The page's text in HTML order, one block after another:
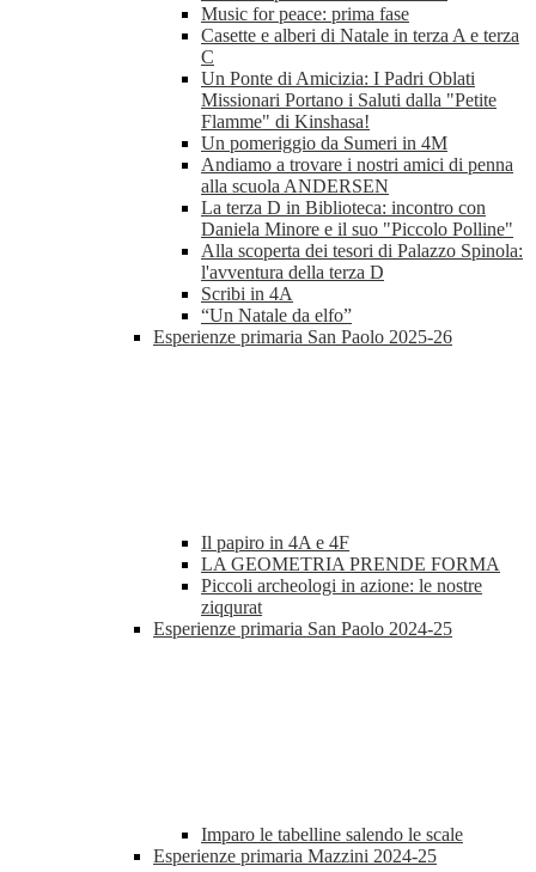
Music for peace: prima fase
Casette e alberi di Natale in terza A e terza
C
Un Ponte di Amicizia: I Padri Oblati
Missionari Portano i Saluti dalla "Petite
Flamme" di Kinshasa!
Un pomeriggio da Sumeri in 4M
Andiamo a trovare i nostri amici di penna
alla scuola ANDERSEN
La terza D in Biblioteca: incontro con
Daniela Minore e il suo "Piccolo Polline"
Alla scoperta dei tesori di Palazzo Spinola:
l'avventura della terza D
Scribi in 4A
“Un Natale da elfo”
Esperienze primaria San Paolo 2025-26
Il papiro in 4A e 4F
LA GEOMETRIA PRENDE FORMA
Piccoli archeologi in azione: le nostre
ziqqurat
Esperienze primaria San Paolo 2024-25
Imparo le tabelline salendo le scale
Esperienze primaria Mazzini 2024-25